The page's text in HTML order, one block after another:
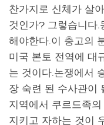
찬가지로 신체가 살
것인가? 그렇습니다
해야한다.이 충고의
미국 본토 전역에 대
는 것이다.논쟁에서
장 숙련 된 수사관이
지역에서 쿠르드족
지키고 자하는 것이